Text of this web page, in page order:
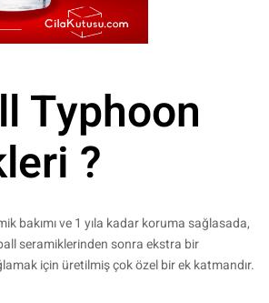
Typhoon
?
bakımı ve 1 yıla kadar koruma sağlasada,
seramiklerinden sonra ekstra bir
için üretilmiş çok özel bir ek katmandır.